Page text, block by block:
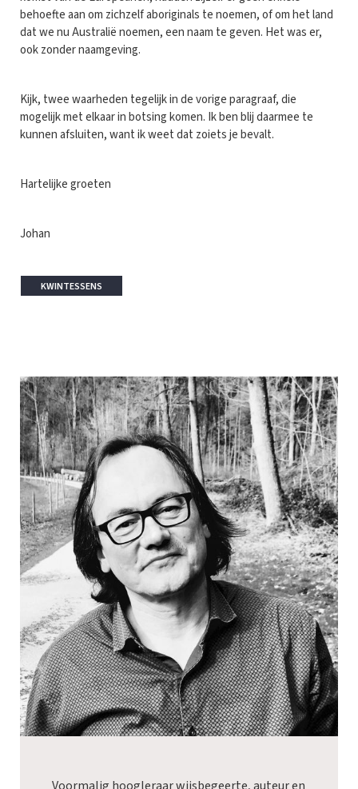
behoefte aan om zichzelf aboriginals te noemen, of om het land
dat we nu Australië noemen, een naam te geven. Het was er,
ook zonder naamgeving.
Kijk, twee waarheden tegelijk in de vorige paragraaf, die
mogelijk met elkaar in botsing komen. Ik ben blij daarmee te
kunnen afsluiten, want ik weet dat zoiets je bevalt.
Hartelijke groeten
Johan
KWINTESSENS
Voormalig hoogleraar wijsbegeerte, auteur en